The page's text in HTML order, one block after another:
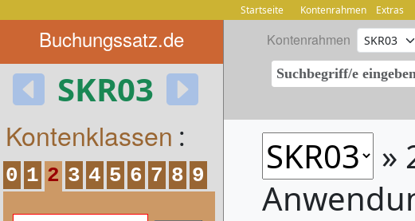
Startseite Kontenrahmen Extras
Buchungssatz.de
SKR03
Kontenrahmen
Kontenklassen :
0 1 2 3 4 5 6 7 8 9
»